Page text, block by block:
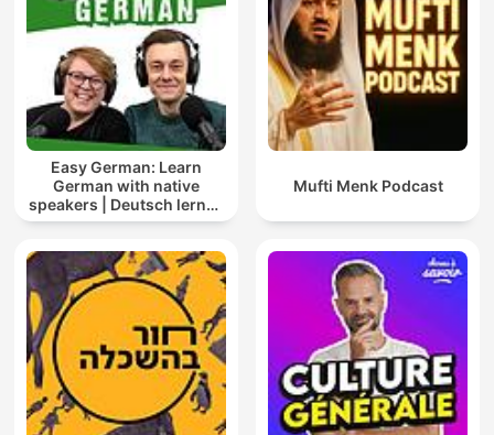
Easy German: Learn
German with native
speakers | Deutsch lernen
mit Muttersprachlern
Mufti Menk Podcast